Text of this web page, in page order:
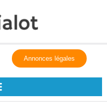
Annonces légales